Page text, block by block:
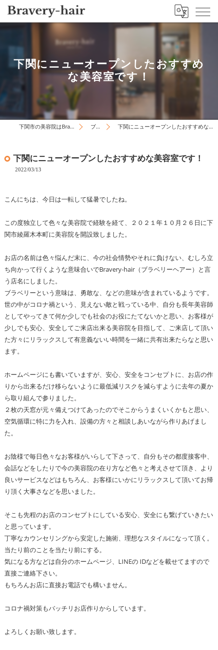
下関にニューオープンしたおすすめ
な美容室です！
下関市の美容院はBravery-hair ブログ 下関にニューオープンしたおすすめな美容室です！
下関にニューオープンしたおすすめな美容室です！
2022/03/13
こんにちは、今日は一転して猛暑でしたね。
この度独立して色々な美容院で経験を経て、２０２１年１０月２６日に下
関市綾羅木本町に美容院を開設致しました。
お店の名前は色々悩んだ末に、今の社会情勢やそれに負けない、むしろ立
ち向かって行くような意味合いでBravery-hair（ブラベリーヘアー）と言
う店名にしました。
ブラベリーという意味は、勇敢な、などの意味が含まれているようです。
世の中がコロナ禍という、見えない敵と戦っている中、自分も長年美容師
としてやってきて何か少しでも社会のお役にたてないかと思い、お客様が
少しでも安心、安全してご来店出来る美容院を目指して、ご来店して頂い
た方々にリラックスして有意義ないい時間を一緒に共有出来たらなと思い
ます。
ホームページにも書いていますが、安心、安全をコンセプトに、お店の作
りから出来るだけ移らないように最低減リスクを減らすように去年の夏か
ら取り組んで参りました。
２枚の天窓が元々備えつけてあったのでそこからうまくいくかもと思い、
空気循環に特に力を入れ、設備の方々と相談しあいながら作りあげまし
た。
お陰様で毎日色々なお客様がいらして下さって、自分もその都度接客中、
会話などをしたりで今の美容院の在り方など色々と考えさせて頂き、より
良いサービスなどはもちろん、お客様にいかにリラックスして頂いてお帰
り頂く大事さなどを思いました。
そこも先程のお店のコンセプトにしている安心、安全にも繋げていきたい
と思っています。
丁寧なカウンセリングから安定した施術、理想なスタイルになって頂く。
当たり前のことを当たり前にする。
気になる方などは自分のホームページ、LINEの IDなどを載せてますので
直接ご連絡下さい。
もちろんお店に直接お電話でも構いません。
コロナ禍対策もバッチリお店作りからしています。
よろしくお願い致します。